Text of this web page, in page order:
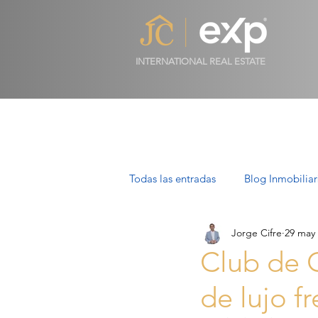
INTERNATIONAL REAL ESTATE
Todas las entradas Blog
Propiedades de Lujo en Mallorca
Villas en Mallorca: Lujo, Estilo
Club de
de lujo
Jorge Cifre 29 may